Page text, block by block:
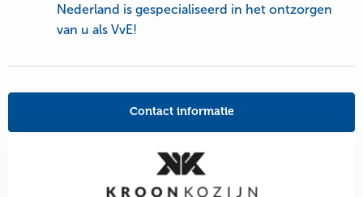
Nederland is gespecialiseerd in het ontzorgen
van u als VvE!
Contact informatie